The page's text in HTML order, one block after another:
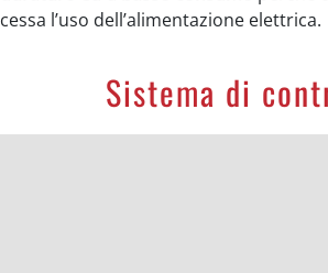
cessa l’uso dell’alimentazione elettrica.
Sistema di